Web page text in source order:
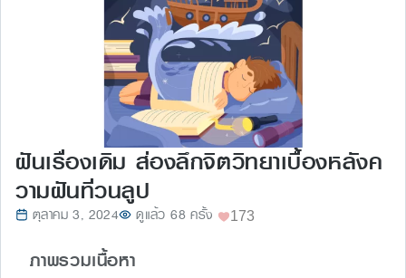
ฝันเรื่องเดิม ส่องลึกจิตวิทยาเบื้องหลังค
วามฝันที่วนลูป
ตุลาคม 3, 2024 ดูแล้ว 68 ครั้ง 173
ภาพรวมเนื้อหา